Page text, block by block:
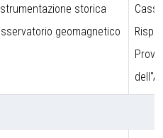
storica
geomagnetico